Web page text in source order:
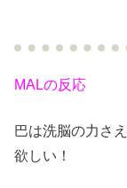
MALの反応
巴は洗脳の力さ
欲しい！